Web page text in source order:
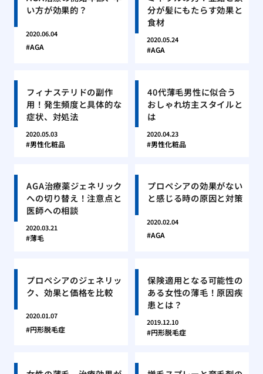
い方が効果的？
2020.06.04
AGA
分が髪にもたらす効果と
食材
2020.05.24
AGA
フィナステリドの副作
用！発生頻度と具体的な
症状、対処法
2020.05.03
男性化粧品
40代薄毛男性に似合う
おしゃれ坊主スタイルと
は
2020.04.23
男性化粧品
AGA治療薬ジェネリック
への切り替え！注意点と
医師への相談
2020.03.21
薄毛
プロペシアの効果がない
と感じる時の原因と対策
2020.02.04
AGA
プロペシアのジェネリッ
ク、効果と価格を比較
2020.01.07
円形脱毛症
保険適用となる可能性の
ある女性の薄毛！原因疾
患とは？
2019.12.10
円形脱毛症